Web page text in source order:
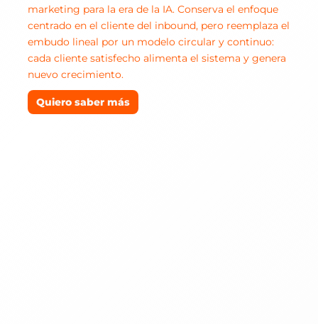
marketing para la era de la IA. Conserva el enfoque
centrado en el cliente del inbound, pero reemplaza el
embudo lineal por un modelo circular y continuo:
cada cliente satisfecho alimenta el sistema y genera
nuevo crecimiento.
Quiero saber más